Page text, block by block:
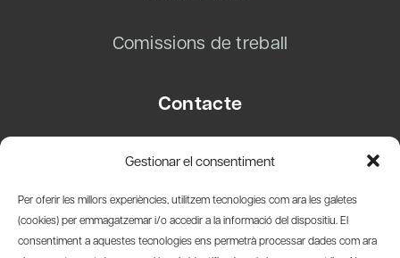
Gestionar el consentiment
Per oferir les millors experiències, utilitzem tecnologies com ara les galetes
(cookies) per emmagatzemar i/o accedir a la informació del dispositiu. El
consentiment a aquestes tecnologies ens permetrà processar dades com ara
Comissions de treball
Contacte
08003 Barcelona
info@amicsdelpais.com
Suscripció Newsletter